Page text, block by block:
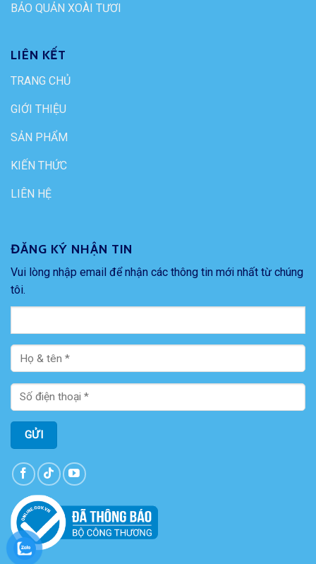
BẢO QUẢN XOÀI TƯƠI
LIÊN KẾT
TRANG CHỦ
GIỚI THIỆU
SẢN PHẨM
KIẾN THỨC
LIÊN HỆ
ĐĂNG KÝ NHẬN TIN
Vui lòng nhập email để nhận các thông tin mới nhất từ chúng
tôi.